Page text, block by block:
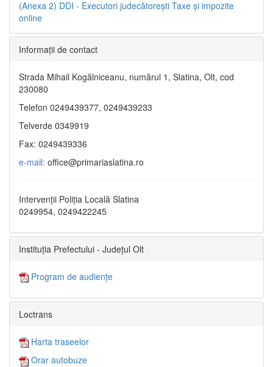
(Anexa 2) DDI - Executori judecătorești Taxe şi impozite
online
Informaţii de contact
Strada Mihail Kogălniceanu, numărul 1, Slatina, Olt, cod
230080
Telefon 0249439377, 0249439233
Telverde 0349919
Fax: 0249439336
e-mail: office@primariaslatina.ro
Intervenții Poliția Locală Slatina
0249954, 0249422245
Instituția Prefectului - Județul Olt
Program de audiențe
Loctrans
Harta traseelor
Orar autobuze